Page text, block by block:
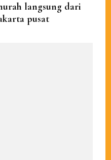
langsung dari
pusat